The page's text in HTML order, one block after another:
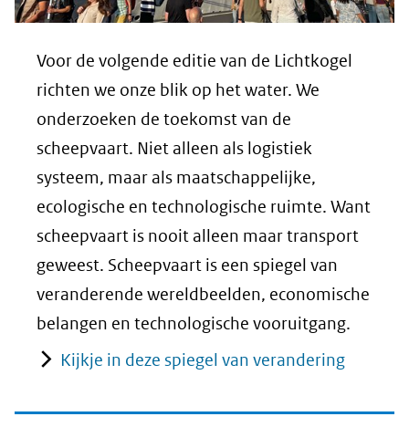
Voor de volgende editie van de Lichtkogel
richten we onze blik op het water. We
onderzoeken de toekomst van de
scheepvaart. Niet alleen als logistiek
systeem, maar als maatschappelijke,
ecologische en technologische ruimte. Want
scheepvaart is nooit alleen maar transport
geweest. Scheepvaart is een spiegel van
veranderende wereldbeelden, economische
belangen en technologische vooruitgang.
Kijkje in deze spiegel van verandering